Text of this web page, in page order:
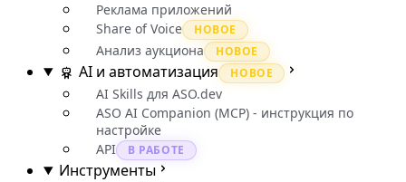
Реклама приложений
Share of Voice
НОВОЕ
Анализ аукциона НОВОЕ
AI и автоматизация НОВОЕ
AI Skills для ASO.dev
ASO AI Companion (MCP) - инструкция по
настройке
API
В РАБОТЕ
Инструменты